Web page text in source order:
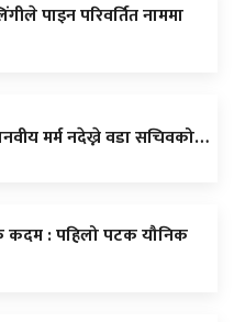
पाइन परिवर्तित नाममा
मर्म नदेख्ने वडा सचिवको…
कदम : पहिलो पटक यौनिक